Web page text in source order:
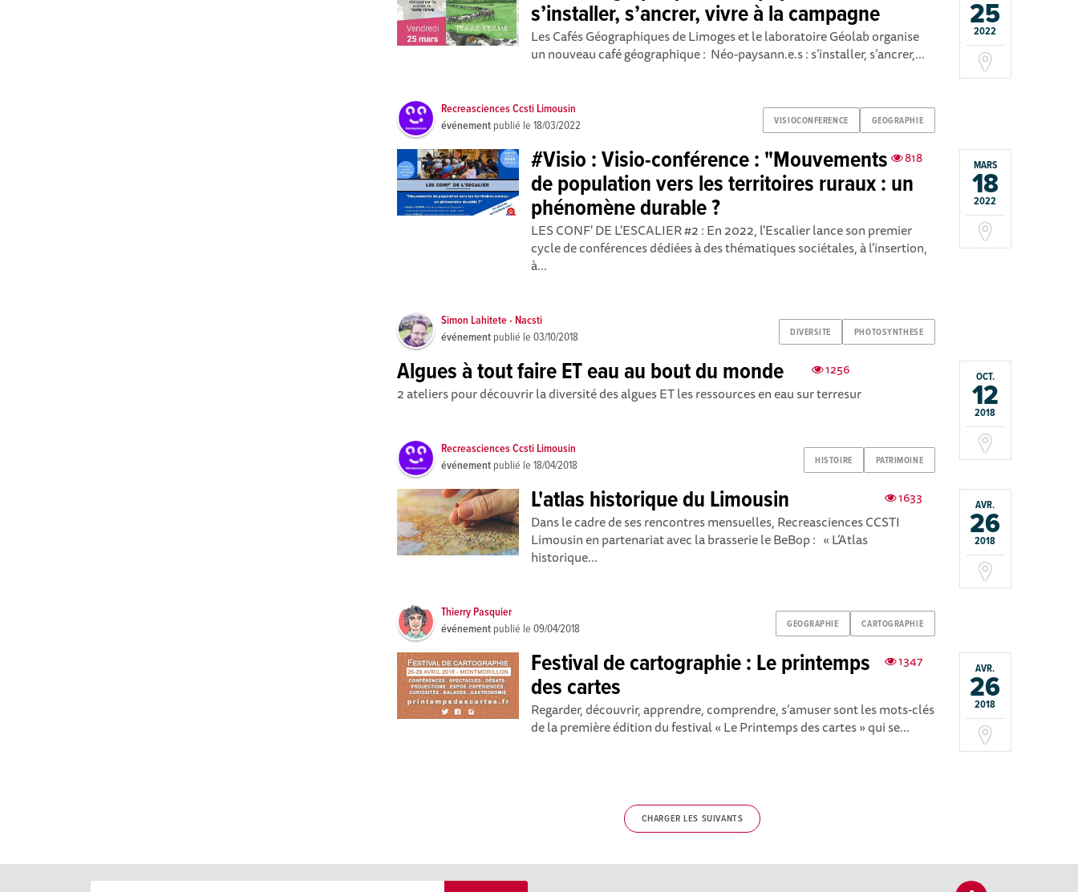
25
2022
s’installer, s’ancrer, vivre à la campagne
Les Cafés Géographiques de Limoges et le laboratoire Géolab organise
un nouveau café géographique : Néo-paysann.e.s : s’installer, s’ancrer,...
VISIOCONFERENCE GEOGRAPHIE
Recreasciences Ccsti Limousin
événement publié le18/03/2022
MARS
18
2022
818
#Visio : Visio-conférence : "Mouvements
de population vers les territoires ruraux : un
phénomène durable ?
LES CONF' DE L'ESCALIER #2 : En 2022, l'Escalier lance son premier
cycle de conférences dédiées à des thématiques sociétales, à l'insertion,
à...
DIVERSITE PHOTOSYNTHESE
Simon Lahitete - Nacsti
événement publié le03/10/2018
OCT.
12
2018
1256
Algues à tout faire ET eau au bout du monde
2 ateliers pour découvrir la diversité des algues ET les ressources en eau sur terresur
HISTOIRE PATRIMOINE
Recreasciences Ccsti Limousin
événement publié le18/04/2018
AVR.
26
2018
1633
L'atlas historique du Limousin
Dans le cadre de ses rencontres mensuelles, Recreasciences CCSTI
Limousin en partenariat avec la brasserie le BeBop : « L’Atlas
historique...
GEOGRAPHIE CARTOGRAPHIE
Thierry Pasquier
événement publié le09/04/2018
AVR.
26
2018
1347
Festival de cartographie : Le printemps
des cartes
Regarder, découvrir, apprendre, comprendre, s’amuser sont les mots-clés
de la première édition du festival « Le Printemps des cartes » qui se...
CHARGER LES SUIVANTS